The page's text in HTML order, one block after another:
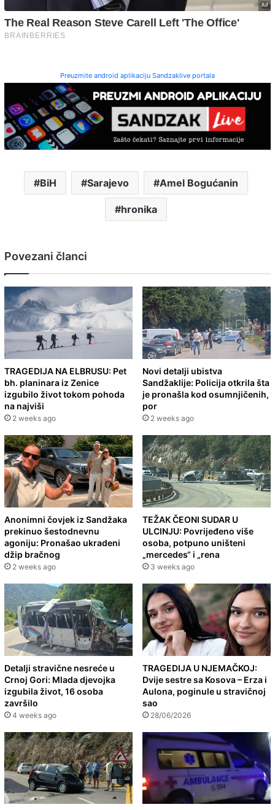
Preuzmite android aplikaciju Sandzaklive portala
BiH Sarajevo Amel Bogućanin
hronika
Povezani članci
TRAGEDIJA NA ELBRUSU: Pet
bh. planinara iz Zenice
izgubilo život tokom pohoda
na najviši
2 weeks ago
Novi detalji ubistva
Sandžaklije: Policija otkrila šta
je pronašla kod osumnjičenih,
por
2 weeks ago
Anonimni čovjek iz Sandžaka
prekinuo šestodnevnu
agoniju: Pronašao ukradeni
džip bračnog
2 weeks ago
TEŽAK ČEONI SUDAR U
ULCINJU: Povrijeđeno više
osoba, potpuno uništeni
„mercedes“ i „rena
3 weeks ago
Detalji stravične nesreće u
Crnoj Gori: Mlada djevojka
izgubila život, 16 osoba
završilo
4 weeks ago
TRAGEDIJA U NJEMAČKOJ:
Dvije sestre sa Kosova – Erza i
Aulona, poginule u stravičnoj
sao
28/06/2026